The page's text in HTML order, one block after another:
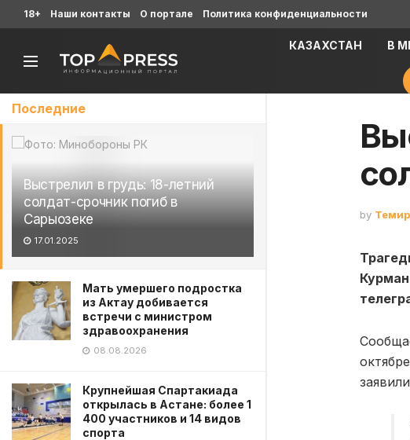
Последние
Выстрелил в грудь: 18-летний
солдат-срочник погиб в
Сарыозеке
17.01.2025
Мать умершего подростка
из Актау добивается
встречи с министром
здравоохранения
08.08.2026
Крупнейшая Спартакиада
открылась в Астане: более 1
400 участников и 14 видов
спорта
18+ Наши контакты О портале Политика конфиденциальности
КАЗАХСТАН В
by